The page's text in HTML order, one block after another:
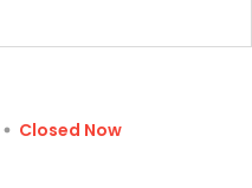
Closed Now